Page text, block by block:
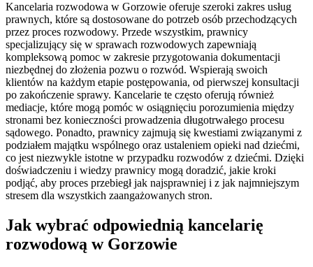
Kancelaria rozwodowa w Gorzowie oferuje szeroki zakres usług
prawnych, które są dostosowane do potrzeb osób przechodzących
przez proces rozwodowy. Przede wszystkim, prawnicy
specjalizujący się w sprawach rozwodowych zapewniają
kompleksową pomoc w zakresie przygotowania dokumentacji
niezbędnej do złożenia pozwu o rozwód. Wspierają swoich
klientów na każdym etapie postępowania, od pierwszej konsultacji
po zakończenie sprawy. Kancelarie te często oferują również
mediacje, które mogą pomóc w osiągnięciu porozumienia między
stronami bez konieczności prowadzenia długotrwałego procesu
sądowego. Ponadto, prawnicy zajmują się kwestiami związanymi z
podziałem majątku wspólnego oraz ustaleniem opieki nad dziećmi,
co jest niezwykle istotne w przypadku rozwodów z dziećmi. Dzięki
doświadczeniu i wiedzy prawnicy mogą doradzić, jakie kroki
podjąć, aby proces przebiegł jak najsprawniej i z jak najmniejszym
stresem dla wszystkich zaangażowanych stron.
Jak wybrać odpowiednią kancelarię
rozwodową w Gorzowie